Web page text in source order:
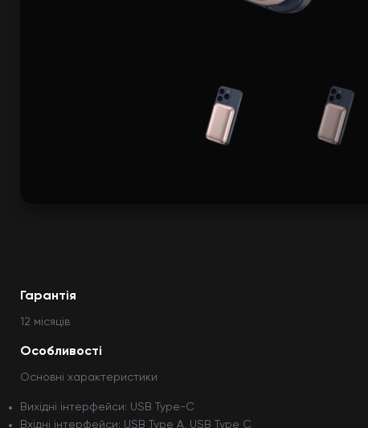
Гарантія
12 мiсяцiв
Особливості
Основні характеристики
Вихідні інтерфейси: USB Type-C
Вхідні інтерфейси: USB Type A, USB Type C